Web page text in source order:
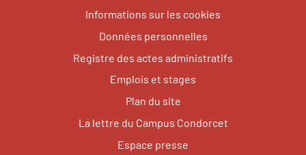
Informations sur les cookies
Données personnelles
Registre des actes administratifs
Emplois et stages
Plan du site
La lettre du Campus Condorcet
Espace presse